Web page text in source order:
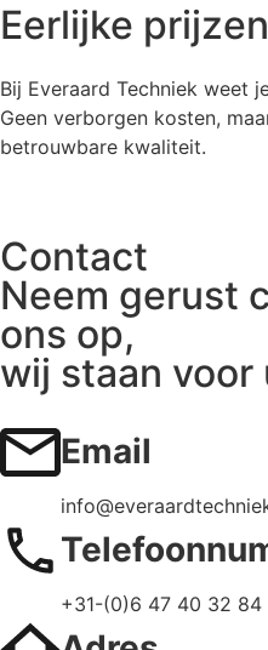
Eerlijke prijzen
Bij Everaard Techniek weet
Geen verborgen kosten,
betrouwbare kwaliteit.
Contact
Neem gerust
ons op,
wij staan voor
Email
+31-(0)6 47 40 32 84